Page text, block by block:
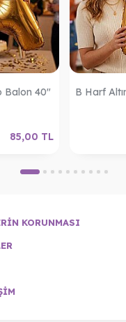
Balon 40"
85,00 TL
B Harf
KORUNMASI